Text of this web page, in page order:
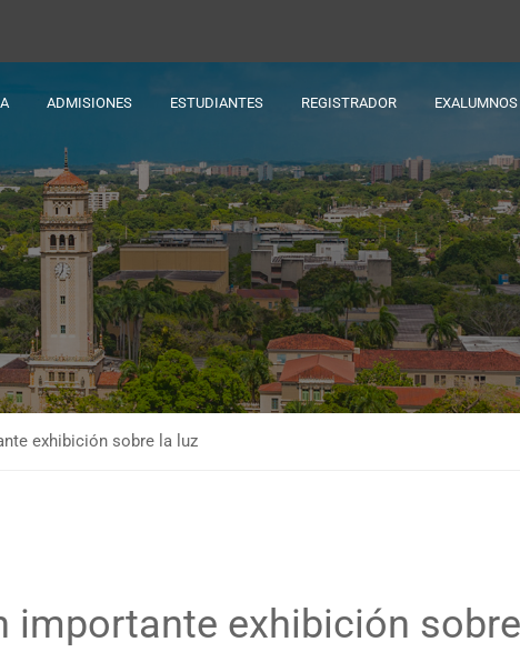
ADMISIONES ESTUDIANTES REGISTRADOR EXALUMNOS
exhibición sobre la luz
importante exhibición